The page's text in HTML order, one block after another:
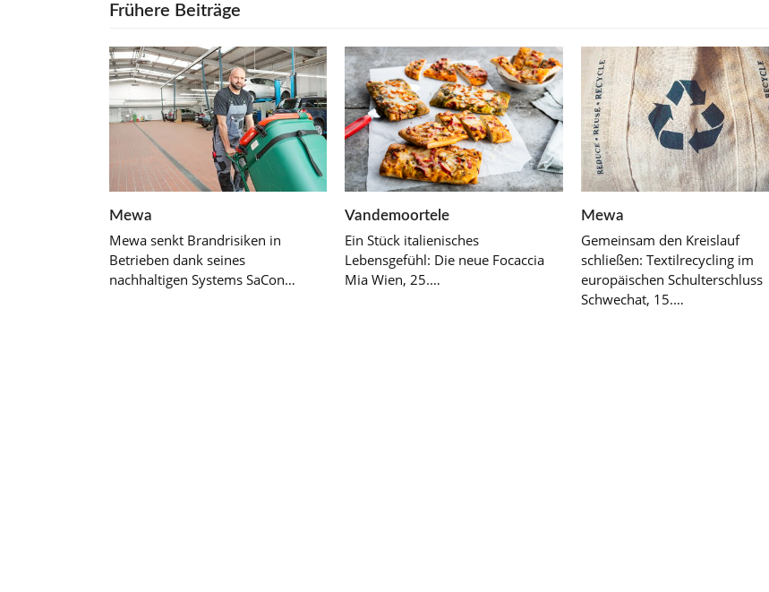
Frühere Beiträge
Mewa
Mewa senkt Brandrisiken in
Betrieben dank seines
nachhaltigen Systems SaCon…
Vandemoortele
Ein Stück italienisches
Lebensgefühl: Die neue Focaccia
Mia Wien, 25.…
Mewa
Gemeinsam den Kreislauf
schließen: Textilrecycling im
europäischen Schulterschluss
Schwechat, 15.…